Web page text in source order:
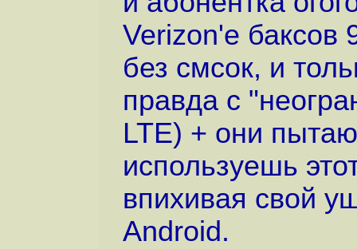
Verizon'е баксов
без смсок, и
правда с
LTE) + они
используешь
впихивая свой
Android.